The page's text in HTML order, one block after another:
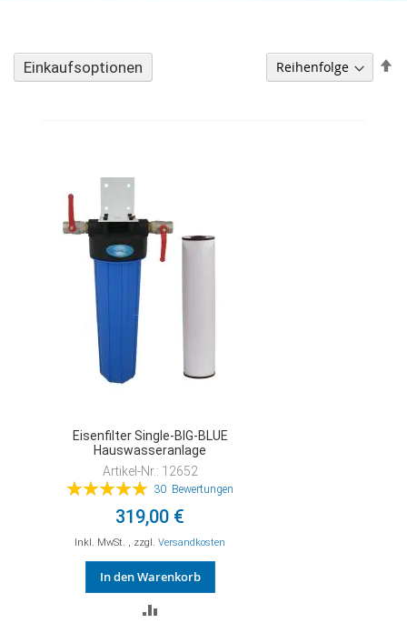
Eisenfilter Single-BIG-BLUE
Hauswasseranlage
Artikel-Nr.: 12652
Bewertung:
30 Bewertungen
319,00 €
Inkl. MwSt. , zzgl. Versandkosten
In den Warenkorb
Einkaufsoptionen